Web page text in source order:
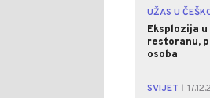
UŽAS U
Eksplozija u
restoranu,
osoba
SVIJET